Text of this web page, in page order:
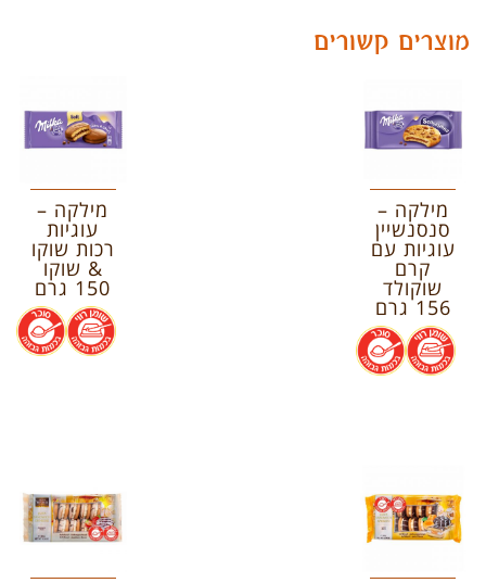
מוצרים קשורים
מילקה –
סנסנשיין
עוגיות עם
קרם
שוקולד
156 גרם
.
.
מילקה –
עוגיות
רכות שוקו
& שוקו
150 גרם
.
.